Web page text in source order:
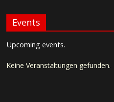
Events
Upcoming events.
Keine Veranstaltungen gefunden.